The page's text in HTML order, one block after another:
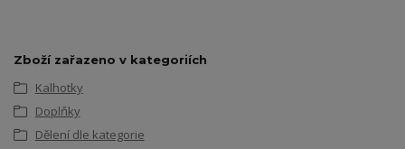
Zboží zařazeno v kategoriích
Kalhotky
Doplňky
Dělení dle kategorie